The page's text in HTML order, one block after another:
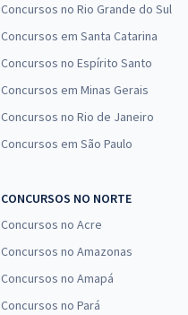
Concursos no Rio Grande do Sul
Concursos em Santa Catarina
Concursos no Espírito Santo
Concursos em Minas Gerais
Concursos no Rio de Janeiro
Concursos em São Paulo
CONCURSOS NO NORTE
Concursos no Acre
Concursos no Amazonas
Concursos no Amapá
Concursos no Pará